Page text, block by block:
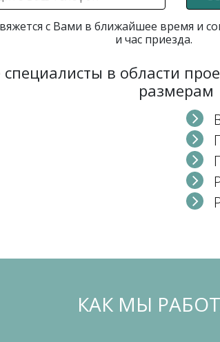
с Вами в ближайшее время и
и час приезда.
в области
размерам
КАК МЫ